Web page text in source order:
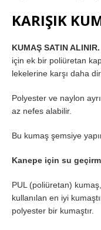
KARIŞIK
KUMAŞ SATIN ALINIR.
için ek bir poliüretan
lekelerine karşı daha
Polyester ve naylon
az nefes alabilir.
Bu kumaş şemsiye
Kanepe için su
PUL (poliüretan)
kullanılan en iyi
polyester bir kumaştır.